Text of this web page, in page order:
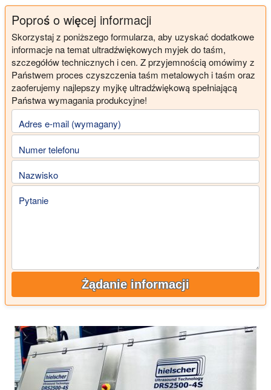
Poproś o więcej informacji
Skorzystaj z poniższego formularza, aby uzyskać dodatkowe
informacje na temat ultradźwiękowych myjek do taśm,
szczegółów technicznych i cen. Z przyjemnością omówimy z
Państwem proces czyszczenia taśm metalowych i taśm oraz
zaoferujemy najlepszy myjkę ultradźwiękową spełniającą
Państwa wymagania produkcyjne!
Adres e-mail (wymagany)
Numer telefonu
Nazwisko
Pytanie
Żądanie informacji